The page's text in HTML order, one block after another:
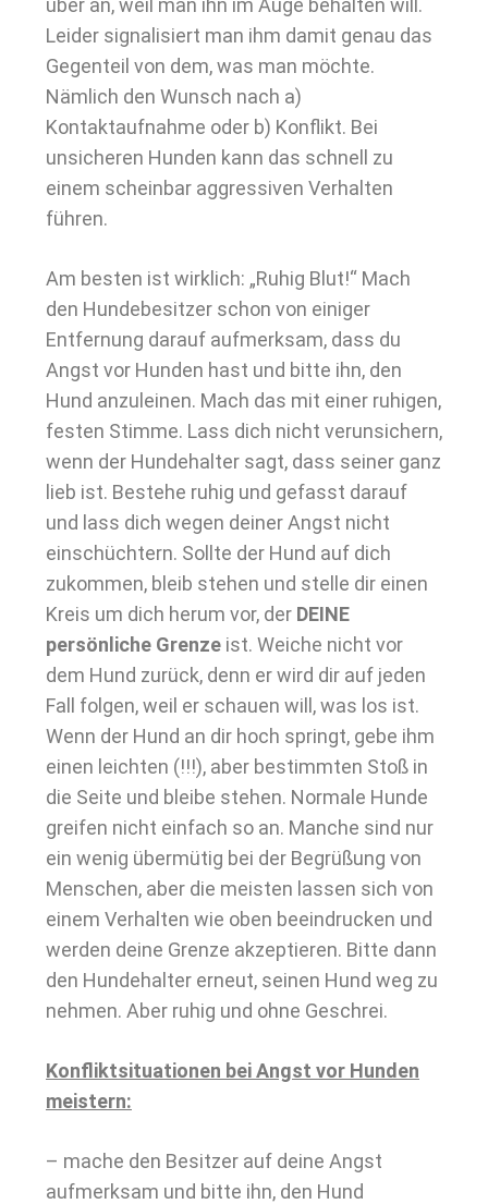
über an, weil man ihn im Auge behalten will.
Leider signalisiert man ihm damit genau das
Gegenteil von dem, was man möchte.
Nämlich den Wunsch nach a)
Kontaktaufnahme oder b) Konflikt. Bei
unsicheren Hunden kann das schnell zu
einem scheinbar aggressiven Verhalten
führen.
Am besten ist wirklich: „Ruhig Blut!“ Mach
den Hundebesitzer schon von einiger
Entfernung darauf aufmerksam, dass du
Angst vor Hunden hast und bitte ihn, den
Hund anzuleinen. Mach das mit einer ruhigen,
festen Stimme. Lass dich nicht verunsichern,
wenn der Hundehalter sagt, dass seiner ganz
lieb ist. Bestehe ruhig und gefasst darauf
und lass dich wegen deiner Angst nicht
einschüchtern. Sollte der Hund auf dich
zukommen, bleib stehen und stelle dir einen
Kreis um dich herum vor, der DEINE
persönliche Grenze ist. Weiche nicht vor
dem Hund zurück, denn er wird dir auf jeden
Fall folgen, weil er schauen will, was los ist.
Wenn der Hund an dir hoch springt, gebe ihm
einen leichten (!!!), aber bestimmten Stoß in
die Seite und bleibe stehen. Normale Hunde
greifen nicht einfach so an. Manche sind nur
ein wenig übermütig bei der Begrüßung von
Menschen, aber die meisten lassen sich von
einem Verhalten wie oben beeindrucken und
werden deine Grenze akzeptieren. Bitte dann
den Hundehalter erneut, seinen Hund weg zu
nehmen. Aber ruhig und ohne Geschrei.
Konfliktsituationen bei Angst vor Hunden
meistern:
– mache den Besitzer auf deine Angst
aufmerksam und bitte ihn, den Hund